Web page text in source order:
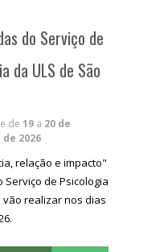
do Serviço de
da ULS de São
de 19 a 20 de
2026
relação e impacto"
Serviço de Psicologia
vão realizar nos dias